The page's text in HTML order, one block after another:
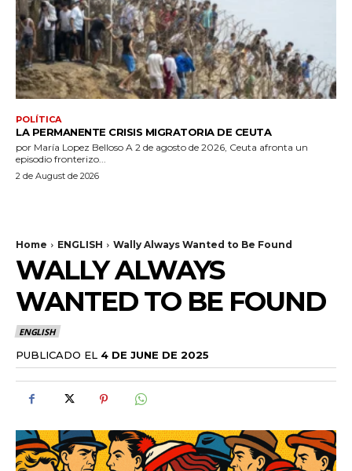
POLÍTICA
LA PERMANENTE CRISIS MIGRATORIA DE CEUTA
por María Lopez Belloso A 2 de agosto de 2026, Ceuta afronta un
episodio fronterizo...
2 de August de 2026